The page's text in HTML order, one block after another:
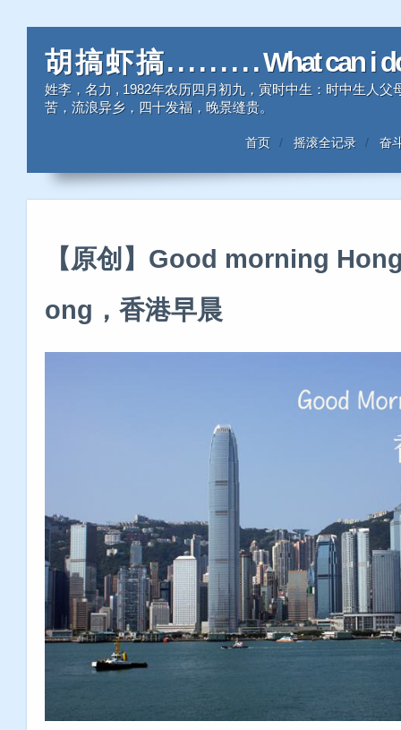
胡 搞 虾 搞 . . . . . . . . . What can i
姓李，名力 , 1982年农历四月初九，寅时中生：时中生人
苦，流浪异乡，四十发福，晚景缝贵。
首页 摇滚全记录 奋
【原创】Good morning
ong，香港早晨